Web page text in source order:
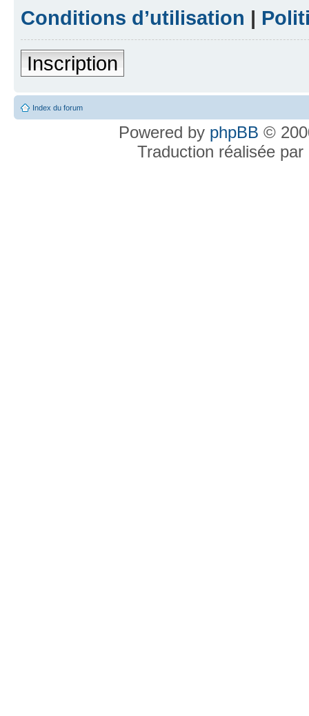
Conditions d’utilisation |
Inscription
Index du forum
Powered by phpBB ©
Traduction réalisée par